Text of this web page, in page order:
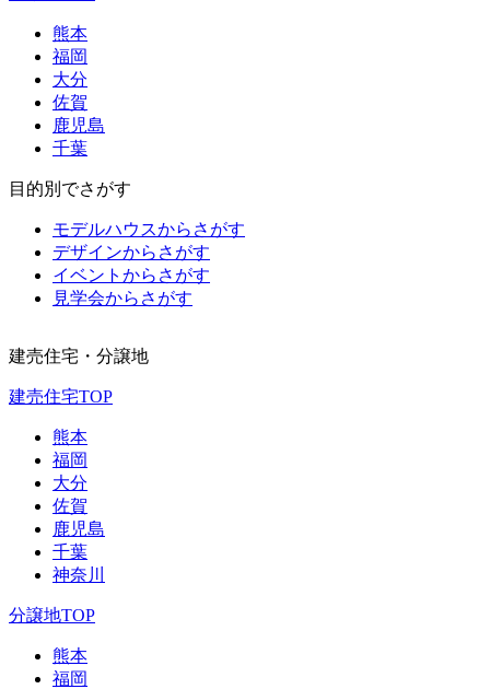
熊本
福岡
大分
佐賀
鹿児島
千葉
目的別でさがす
モデルハウスからさがす
デザインからさがす
イベントからさがす
見学会からさがす
建売住宅・分譲地
建売住宅TOP
熊本
福岡
大分
佐賀
鹿児島
千葉
神奈川
分譲地TOP
熊本
福岡